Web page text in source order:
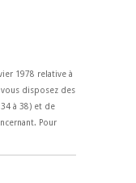
1978 relative à
disposez des
à 38) et de
Pour